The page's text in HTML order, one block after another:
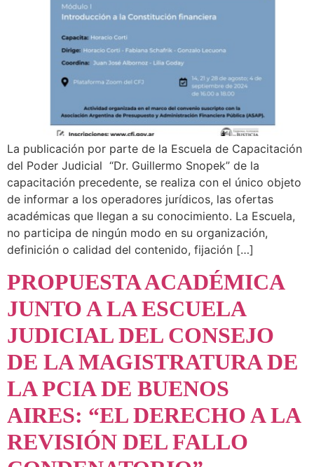
La publicación por parte de la Escuela de Capacitación
del Poder Judicial “Dr. Guillermo Snopek” de la
capacitación precedente, se realiza con el único objeto
de informar a los operadores jurídicos, las ofertas
académicas que llegan a su conocimiento. La Escuela,
no participa de ningún modo en su organización,
definición o calidad del contenido, fijación […]
PROPUESTA ACADÉMICA
JUNTO A LA ESCUELA
JUDICIAL DEL CONSEJO
DE LA MAGISTRATURA DE
LA PCIA DE BUENOS
AIRES: “EL DERECHO A LA
REVISIÓN DEL FALLO